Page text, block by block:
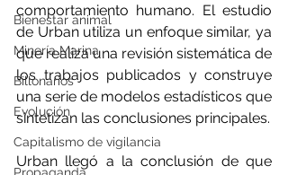
Bienestar animal
Minería Marina
Billonarios
Evolución
Capitalismo de vigilancia
comportamiento humano. El estudio
de Urban utiliza un enfoque similar, ya
que realiza una revisión sistemática de
los trabajos publicados y construye
una serie de modelos estadísticos que
sintetizan las conclusiones principales.
Urban llegó a la conclusión de que